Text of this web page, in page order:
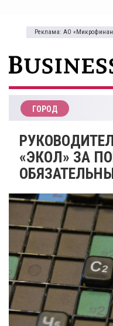
Реклама: АО
ГОРОД
«ЭКОЛ» ЗА